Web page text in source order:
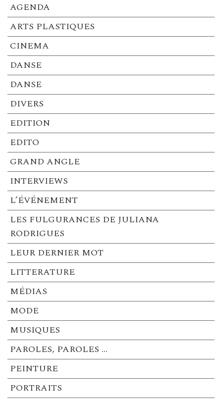
AGENDA
ARTS PLASTIQUES
CINEMA
DANSE
DANSE
DIVERS
EDITION
EDITO
GRAND ANGLE
INTERVIEWS
L’ÉVÉNEMENT
LES FULGURANCES DE JULIANA
RODRIGUES
LEUR DERNIER MOT
LITTERATURE
MÉDIAS
MODE
MUSIQUES
PAROLES, PAROLES …
PEINTURE
PORTRAITS